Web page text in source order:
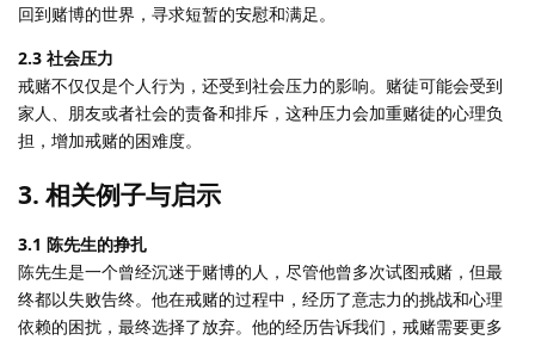
回到赌博的世界，寻求短暂的安慰和满足。
2.3 社会压力
戒赌不仅仅是个人行为，还受到社会压力的影响。赌徒可能会受到
家人、朋友或者社会的责备和排斥，这种压力会加重赌徒的心理负
担，增加戒赌的困难度。
3. 相关例子与启示
3.1 陈先生的挣扎
陈先生是一个曾经沉迷于赌博的人，尽管他曾多次试图戒赌，但最
终都以失败告终。他在戒赌的过程中，经历了意志力的挑战和心理
依赖的困扰，最终选择了放弃。他的经历告诉我们，戒赌需要更多